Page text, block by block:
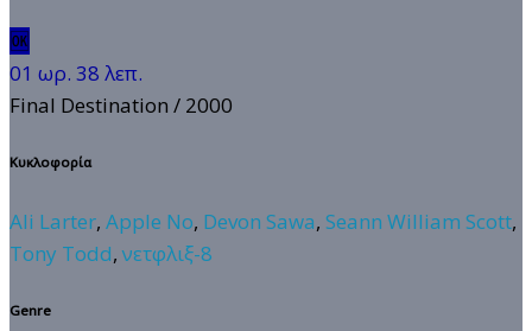
🆗
01 ωρ. 38 λεπ.
Final Destination / 2000
Κυκλοφορία
Ali Larter, Apple No, Devon Sawa, Seann William Scott,
Tony Todd,νετφλιξ-8
Genre